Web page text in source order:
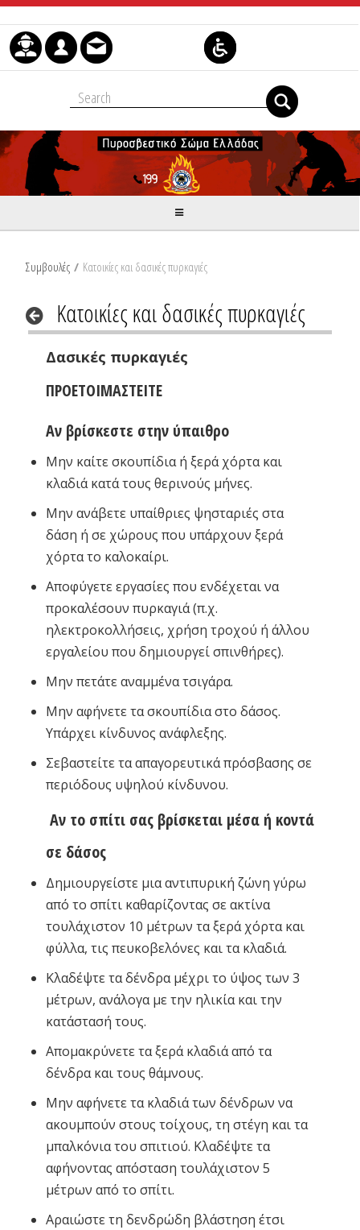
Μετάβαση στο περιεχόμενο
Συμβουλές / Κατοικίες και δασικές πυρκαγιές
Κατοικίες και δασικές πυρκαγιές
Δασικές πυρκαγιές
ΠΡΟΕΤΟΙΜΑΣΤΕΙΤΕ
Αν βρίσκεστε στην ύπαιθρο
Μην καίτε σκουπίδια ή ξερά χόρτα και
κλαδιά κατά τους θερινούς μήνες.
Μην ανάβετε υπαίθριες ψησταριές στα
δάση ή σε χώρους που υπάρχουν ξερά
χόρτα το καλοκαίρι.
Αποφύγετε εργασίες που ενδέχεται να
προκαλέσουν πυρκαγιά (π.χ.
ηλεκτροκολλήσεις, χρήση τροχού ή άλλου
εργαλείου που δημιουργεί σπινθήρες).
Μην πετάτε αναμμένα τσιγάρα.
Μην αφήνετε τα σκουπίδια στο δάσος.
Υπάρχει κίνδυνος ανάφλεξης.
Σεβαστείτε τα απαγορευτικά πρόσβασης σε
περιόδους υψηλού κίνδυνου.
Αν το σπίτι σας βρίσκεται μέσα ή κοντά
σε δάσος
Δημιουργείστε μια αντιπυρική ζώνη γύρω
από το σπίτι καθαρίζοντας σε ακτίνα
τουλάχιστον 10 μέτρων τα ξερά χόρτα και
φύλλα, τις πευκοβελόνες και τα κλαδιά.
Κλαδέψτε τα δένδρα μέχρι το ύψος των 3
μέτρων, ανάλογα με την ηλικία και την
κατάστασή τους.
Απομακρύνετε τα ξερά κλαδιά από τα
δένδρα και τους θάμνους.
Μην αφήνετε τα κλαδιά των δένδρων να
ακουμπούν στους τοίχους, τη στέγη και τα
μπαλκόνια του σπιτιού. Κλαδέψτε τα
αφήνοντας απόσταση τουλάχιστον 5
μέτρων από το σπίτι.
Αραιώστε τη δενδρώδη βλάστηση έτσι